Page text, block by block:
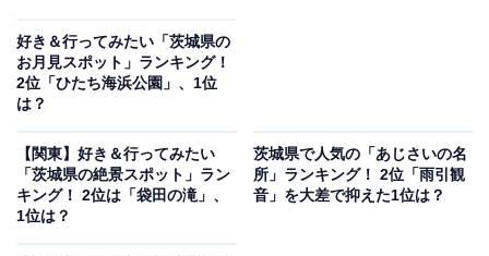
の街並みを見渡す絶景が楽しめます。
笠間つつじまつり期間中は入園料がかかりますが（大人
300〜500円）、期間外は無料で入園できます。北関東自
動車道の友部ICから車で約10分とアクセスも良好です。
開園時間
好き＆行ってみたい「茨城県の
お月見スポット」ランキング！
2位「ひたち海浜公園」、1位
は？
【関東】好き＆行ってみたい
「茨城県の絶景スポット」ラン
キング！ 2位は「袋田の滝」、
1位は？
茨城県で人気の「あじさいの名
所」ランキング！ 2位「雨引観
音」を大差で抑えた1位は？